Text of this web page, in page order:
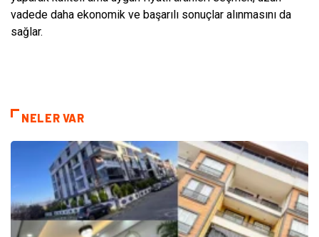
vadede daha ekonomik ve başarılı sonuçlar alınmasını da
sağlar.
NELER VAR